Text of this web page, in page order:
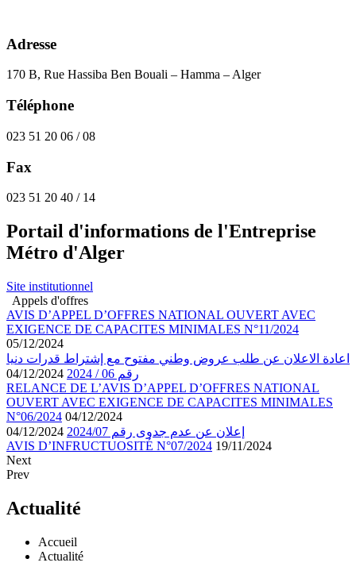
Adresse
170 B, Rue Hassiba Ben Bouali – Hamma – Alger
Téléphone
023 51 20 06 / 08
Fax
023 51 20 40 / 14
Portail d'informations de l'Entreprise
Métro d'Alger
Site institutionnel
Appels d'offres
AVIS D’APPEL D’OFFRES NATIONAL OUVERT AVEC
EXIGENCE DE CAPACITES MINIMALES N°11/2024
05/12/2024
اعادة الاعلان عن طلب عروض وطني مفتوح مع إشتراط قدرات دنيا
رقم 06 / 2024
04/12/2024
RELANCE DE L’AVIS D’APPEL D’OFFRES NATIONAL
OUVERT AVEC EXIGENCE DE CAPACITES MINIMALES
N°06/2024 04/12/2024
إعلان عن عدم جدوى رقم 2024/07
04/12/2024
AVIS D’INFRUCTUOSITÉ N°07/2024 19/11/2024
Next
Prev
Actualité
Accueil
Actualité